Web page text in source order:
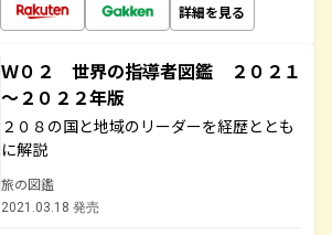
詳細を見る
Ｗ０２ 世界の指導者図鑑 ２０２１
～２０２２年版
２０８の国と地域のリーダーを経歴ととも
に解説
旅の図鑑
2021.03.18 発売